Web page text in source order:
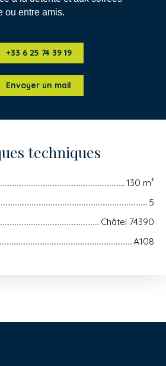
ou entre amis.
+33 6 25 74 39 19
Envoyer un mail
techniques
130 m²
5
Châtel 74390
A108